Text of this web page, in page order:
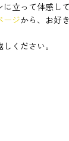
立って体感し
ージから、お好
ください。